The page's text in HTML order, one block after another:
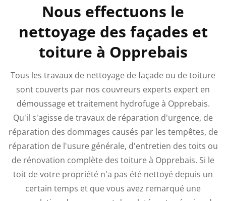
Nous effectuons le
nettoyage des façades et
toiture à Opprebais
Tous les travaux de nettoyage de façade ou de toiture
sont couverts par nos couvreurs experts expert en
démoussage et traitement hydrofuge à Opprebais.
Qu'il s'agisse de travaux de réparation d'urgence, de
réparation des dommages causés par les tempêtes, de
réparation de l'usure générale, d'entretien des toits ou
de rénovation complète des toiture à Opprebais. Si le
toit de votre propriété n'a pas été nettoyé depuis un
certain temps et que vous avez remarqué une